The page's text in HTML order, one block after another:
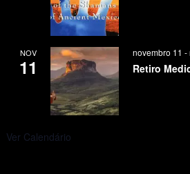
NOV
11
novembro 11 -
Retiro
Ver Calendário